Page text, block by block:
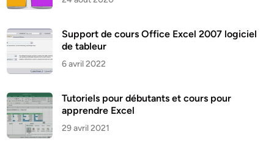
Support de cours Office Excel 2007 logiciel
de tableur
6 avril 2022
Tutoriels pour débutants et cours pour
apprendre Excel
29 avril 2021